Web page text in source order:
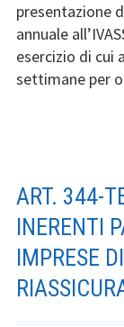
presentazione
annuale
esercizio di cui
settimane per
ART. 344-
INERENTI
IMPRESE